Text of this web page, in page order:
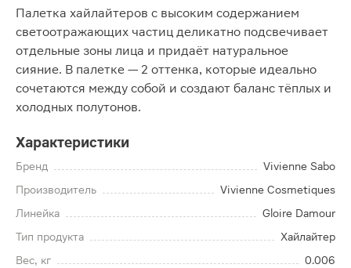
Палетка хайлайтеров с высоким содержанием
светоотражающих частиц деликатно подсвечивает
отдельные зоны лица и придаёт натуральное
сияние. В палетке — 2 оттенка, которые идеально
сочетаются между собой и создают баланс тёплых и
холодных полутонов.
Характеристики
Бренд
Vivienne Sabo
Производитель
Vivienne Cosmetiques
Линейка
Gloire Damour
Тип продукта
Хайлайтер
Вес, кг
0.006